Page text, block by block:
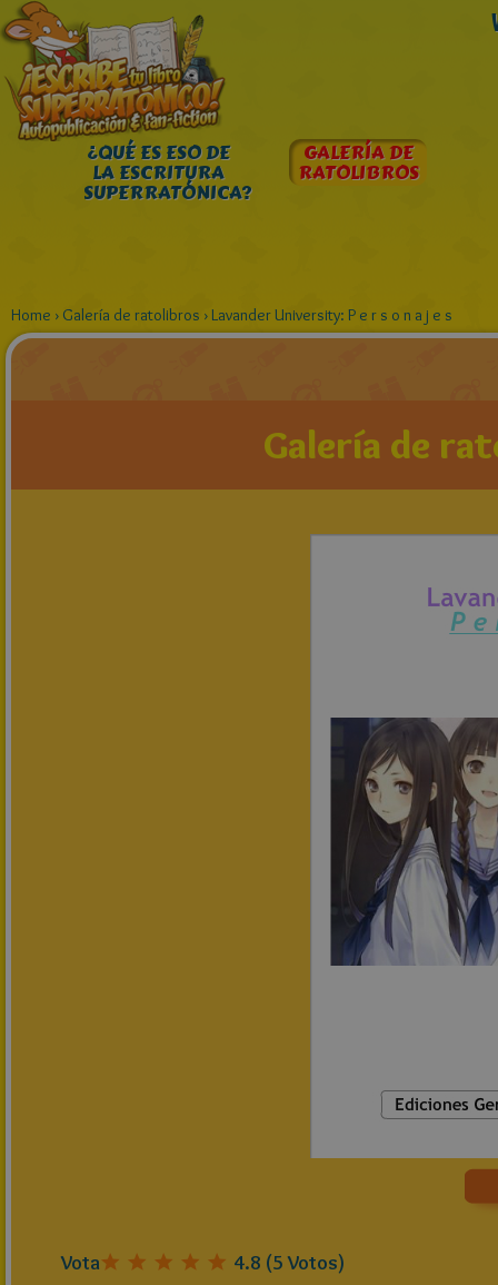
¿QUÉ ES ESO DE
LA ESCRITURA
SUPERRATÓNICA?
GALERÍA DE
RATOLIBROS
Home › Galería de ratolibros › Lavander University: P e r s o n a j e s
Galería de
Vota 4.8 (5Votos)